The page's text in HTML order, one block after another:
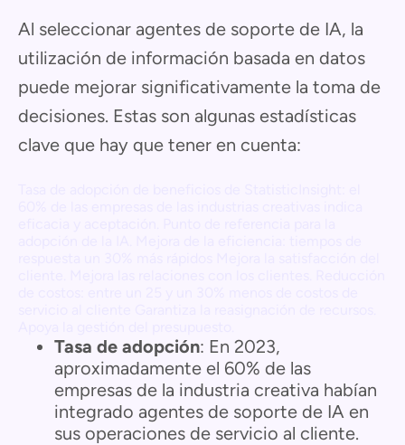
Al seleccionar agentes de soporte de IA, la
utilización de información basada en datos
puede mejorar significativamente la toma de
decisiones. Estas son algunas estadísticas
clave que hay que tener en cuenta:
Tasa de adopción: En 2023,
aproximadamente el 60% de las
empresas de la industria creativa habían
integrado agentes de soporte de IA en
sus operaciones de servicio al cliente.